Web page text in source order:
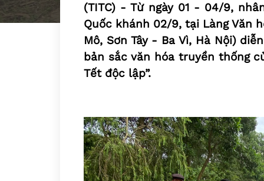
(TITC) - Từ ngày 01 - 04/9,
Quốc khánh 02/9, tại Làng Văn
Mô, Sơn Tây - Ba Vì, Hà Nội)
bản sắc văn hóa truyền thống
Tết độc lập”.